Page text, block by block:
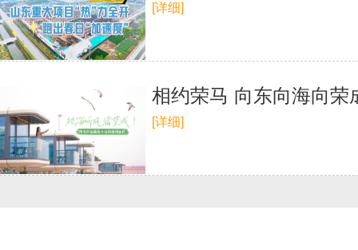
[详细]
相约荣马 向东向海向荣
[详细]